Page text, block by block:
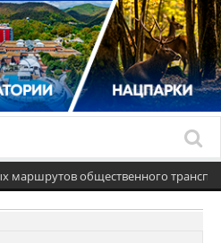
маршрутов общественного